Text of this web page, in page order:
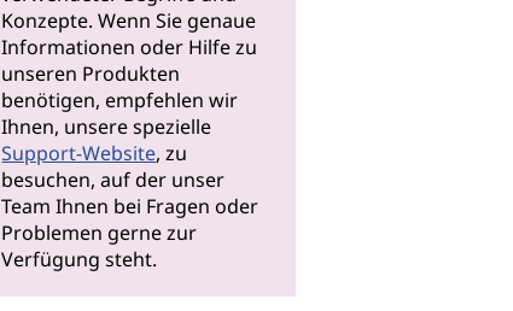
Konzepte. Wenn Sie genaue
Informationen oder Hilfe zu
unseren Produkten
benötigen, empfehlen wir
Ihnen, unsere spezielle
Support-Website, zu
besuchen, auf der unser
Team Ihnen bei Fragen oder
Problemen gerne zur
Verfügung steht.